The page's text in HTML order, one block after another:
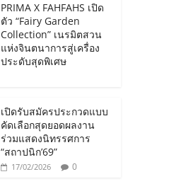
PRIMA X FAHFAHS เปิด
ตัว “Fairy Garden
Collection” เนรมิตสวน
แห่งจินตนาการสู่เครื่อง
ประดับสุดพิเศษ
เปิดรับสมัครประกวดแบบ
คัดเลือกสุดยอดผลงาน
ร่วมแสดงนิทรรศการ
“สถาปนิก’69”
17/02/2026 0